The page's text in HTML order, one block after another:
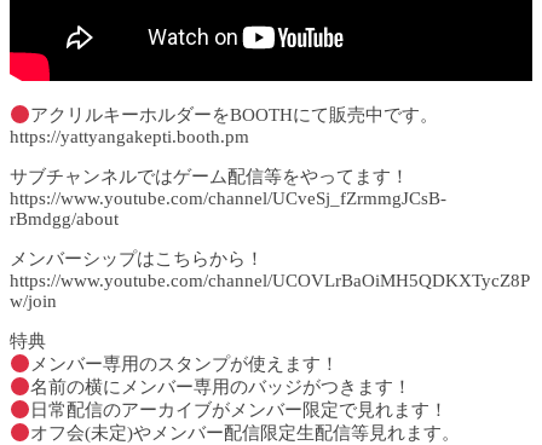
アクリルキーホルダーをBOOTHにて販売中です。
https://yattyangakepti.booth.pm
サブチャンネルではゲーム配信等をやってます！
https://www.youtube.com/channel/UCveSj_fZrmmgJCsB-
rBmdgg/about
メンバーシップはこちらから！
https://www.youtube.com/channel/UCOVLrBaOiMH5QDKXTycZ8P
w/join
特典
メンバー専用のスタンプが使えます！
名前の横にメンバー専用のバッジがつきます！
日常配信のアーカイブがメンバー限定で見れます！
オフ会(未定)やメンバー配信限定生配信等見れます。